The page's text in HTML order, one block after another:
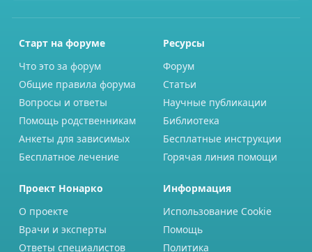
Старт на форуме
Что это за форум
Общие правила форума
Вопросы и ответы
Помощь родственникам
Анкеты для зависимых
Бесплатное лечение
Ресурсы
Форум
Статьи
Научные публикации
Библиотека
Бесплатные инструкции
Горячая линия помощи
Проект Нонарко
О проекте
Врачи и эксперты
Ответы специалистов
Информация
Использование Cookie
Помощь
Политика